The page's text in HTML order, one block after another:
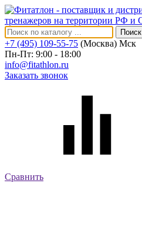
Поиск
+7 (495) 109-55-75 (Москва) Мск
Пн-Пт: 9:00 - 18:00
info@fitathlon.ru
Заказать звонок
Сравнить